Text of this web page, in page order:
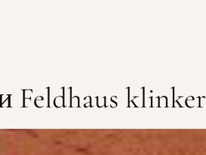
Feldhaus klinker